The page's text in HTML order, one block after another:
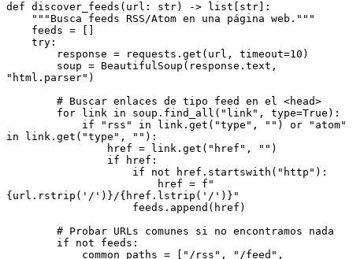
def discover_feeds ( url : str) -> list str
:
    """Busca feeds RSS/Atom en una página web."""
    feeds
=
    try
:
        response
= requests . get (url, timeout=10 )
        soup
= BeautifulSoup
"html.parser" )
        # Buscar enlaces de tipo feed en el <head>
        for
link in soup . find_all ( "link" , type=True ):
            if
"rss" in link . get ( "type" , "" ) or "atom"
in link . get ( "type" , "" ):
                href
= link . get ( "href" , "" )
                if
href :
                    if
not href . startswith ( "http" ):
                        href
= f "
{ url . rstrip ( '/' ) }/{ href . lstrip ( '/' ) } "
                    feeds
. append (href)
        # Probar URLs comunes si no encontramos nada
        if
not feeds :
            common_paths
= "/rss" , "/feed" ,